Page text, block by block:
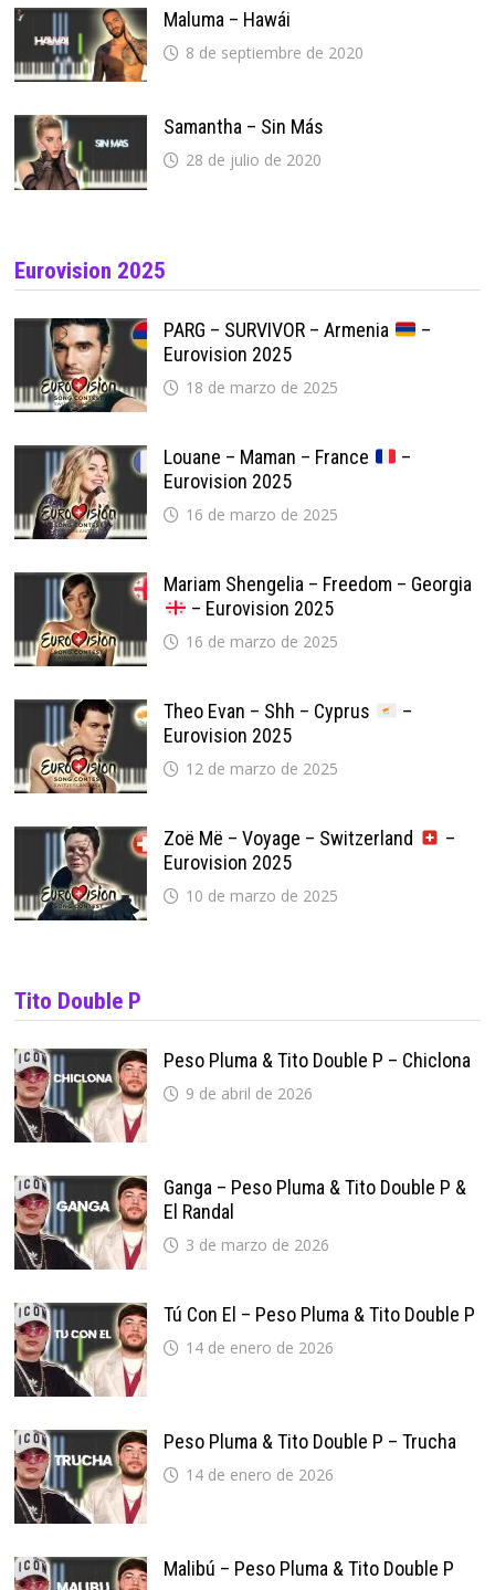
Maluma – Hawái
8 de septiembre de 2020
Samantha – Sin Más
28 de julio de 2020
Eurovision 2025
PARG – SURVIVOR – Armenia
–
Eurovision 2025
18 de marzo de 2025
Louane – Maman – France
–
Eurovision 2025
16 de marzo de 2025
Mariam Shengelia – Freedom – Georgia
– Eurovision 2025
16 de marzo de 2025
Theo Evan – Shh – Cyprus
–
Eurovision 2025
12 de marzo de 2025
Zoë Më – Voyage – Switzerland
–
Eurovision 2025
10 de marzo de 2025
Tito Double P
Peso Pluma & Tito Double P – Chiclona
9 de abril de 2026
Ganga – Peso Pluma & Tito Double P &
El Randal
3 de marzo de 2026
Tú Con El – Peso Pluma & Tito Double P
14 de enero de 2026
Peso Pluma & Tito Double P – Trucha
14 de enero de 2026
Malibú – Peso Pluma & Tito Double P